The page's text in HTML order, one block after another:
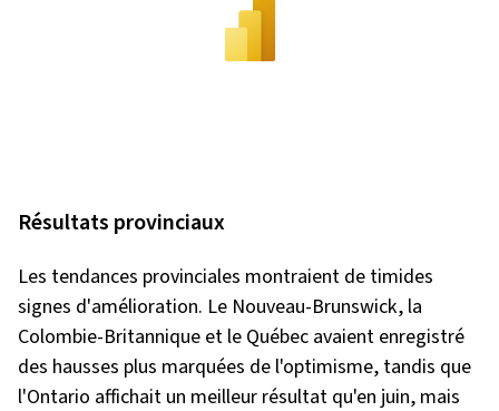
Résultats provinciaux
Les tendances provinciales montraient de timides
signes d'amélioration. Le Nouveau-Brunswick, la
Colombie-Britannique et le Québec avaient enregistré
des hausses plus marquées de l'optimisme, tandis que
l'Ontario affichait un meilleur résultat qu'en juin, mais